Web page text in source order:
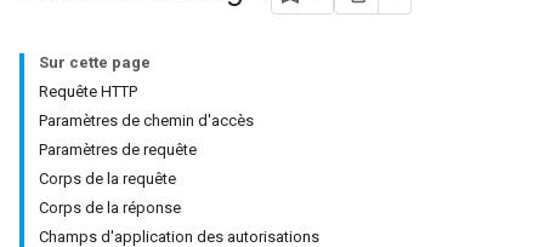
Sur cette page
Requête HTTP
Paramètres de chemin d'accès
Paramètres de requête
Corps de la requête
Corps de la réponse
Champs d'application des autorisations